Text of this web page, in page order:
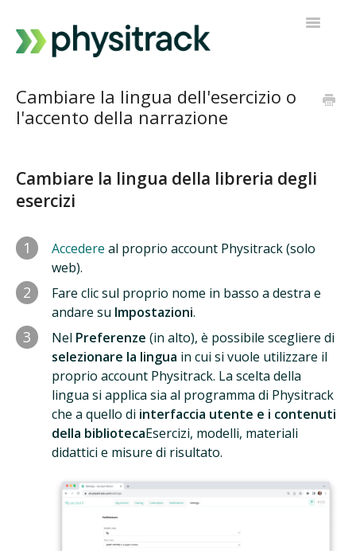
PT Diretto
Cambiare la lingua dell'esercizio o
l'accento della narrazione
Cambiare la lingua della libreria degli
esercizi
1 Accedere al proprio account Physitrack (solo
web).
2
Fare clic sul proprio nome in basso a destra e
andare su Impostazioni.
3 Nel Preferenze (in alto), è possibile scegliere di
selezionare la lingua in cui si vuole utilizzare il
proprio account Physitrack. La scelta della
lingua si applica sia al programma di Physitrack
che a quello di interfaccia utente e i contenuti
della bibliotecaEsercizi, modelli, materiali
didattici e misure di risultato.